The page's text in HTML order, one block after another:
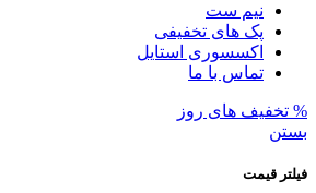
نیم ست
پک های تخفیفی
اکسسوری استایل
تماس با ما
% تخفیف های روز
بستن
فیلتر قیمت